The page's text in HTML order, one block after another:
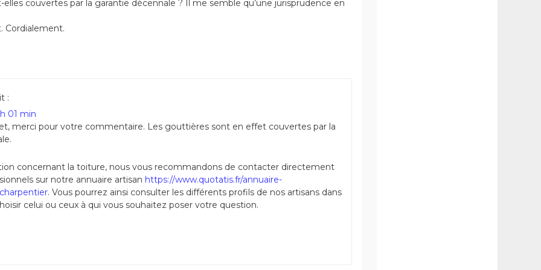
couvertes par la garantie décennale ? Il me semble qu’une jurisprudence en
Cordialement.
:
01 min
merci pour votre commentaire. Les gouttières sont en effet couvertes par la
concernant la toiture, nous vous recommandons de contacter directement
sur notre annuaire artisan https://www.quotatis.fr/annuaire-
. Vous pourrez ainsi consulter les différents profils de nos artisans dans
celui ou ceux à qui vous souhaitez poser votre question.